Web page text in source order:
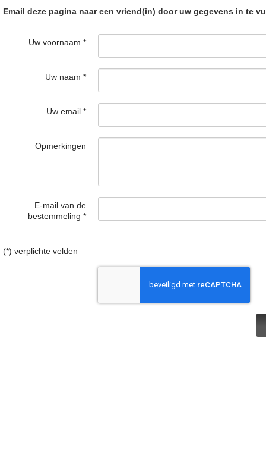
Email deze pagina naar een vriend(in) door uw gegevens in te
Uw voornaam *
Uw naam *
Uw email *
Opmerkingen
E-mail van de
bestemmeling *
(*) verplichte velden